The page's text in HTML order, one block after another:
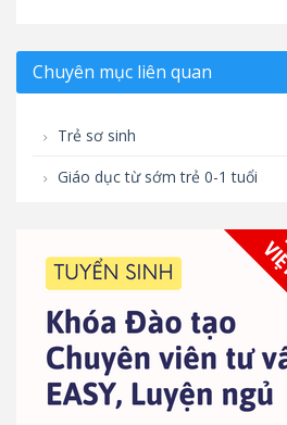
Chuyên mục liên quan
Trẻ sơ sinh
Giáo dục từ sớm trẻ 0-1 tuổi